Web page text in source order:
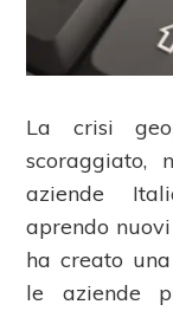
La crisi
scoraggiato,
aziende
aprendo
ha creato
le aziende